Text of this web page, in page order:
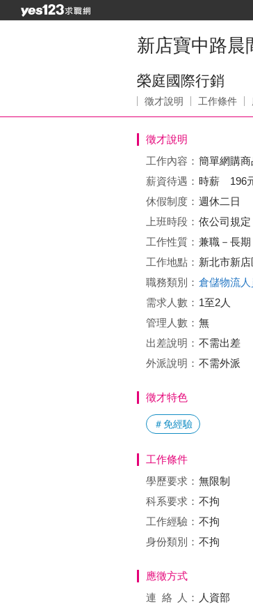
新店寶中路晨
榮庭國際行銷
徵才說明 工作條件
徵才說明
工作內容： 簡單網購
薪資待遇： 時薪 196
休假制度： 週休二日
上班時段： 依公司規定
工作性質： 兼職－長期
工作地點： 新北市新
職務類別： 倉儲物流人
需求人數： 1至2人
管理人數： 無
出差說明： 不需出差
外派說明： 不需外派
徵才特色
＃免經驗
工作條件
學歷要求： 無限制
科系要求： 不拘
工作經驗： 不拘
身份類別： 不拘
應徵方式
連絡
人： 人資部